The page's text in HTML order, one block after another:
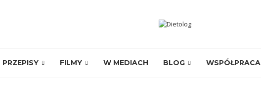
PRZEPISY FILMY W MEDIACH BLOG WSPÓŁPRACA